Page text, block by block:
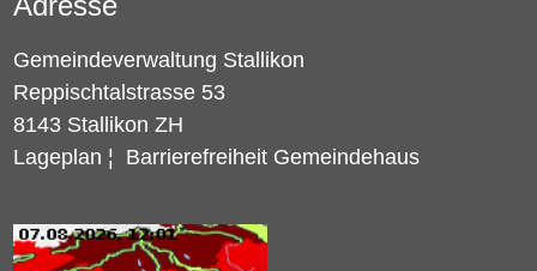
Gemeindeverwaltung Stallikon
Reppischtalstrasse 53
8143 Stallikon ZH
Lageplan ¦ Barrierefreiheit Gemeindehaus